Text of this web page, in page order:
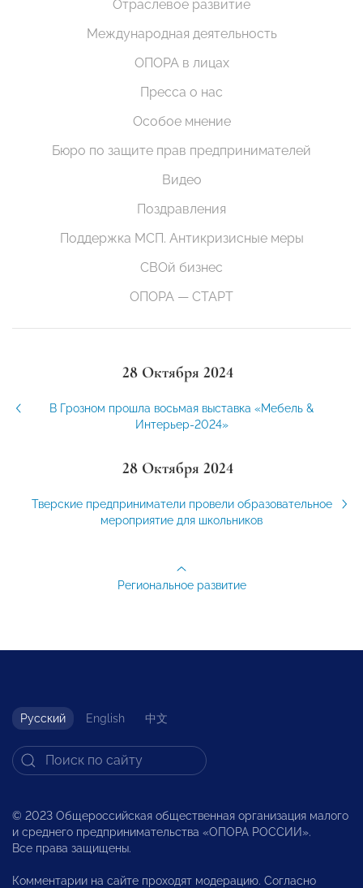
Отраслевое развитие
Международная деятельность
ОПОРА в лицах
Пресса о нас
Особое мнение
Бюро по защите прав предпринимателей
Видео
Поздравления
Поддержка МСП. Антикризисные меры
СВОй бизнес
ОПОРА — СТАРТ
28 Октября 2024
В Грозном прошла восьмая выставка «Мебель &
Интерьер-2024»
28 Октября 2024
Тверские предприниматели провели образовательное
мероприятие для школьников
Региональное развитие
Русский English 中文
© 2023 Общероссийская общественная организация малого
и среднего предпринимательства «ОПОРА РОССИИ».
Все права защищены.
Комментарии на сайте проходят модерацию. Согласно